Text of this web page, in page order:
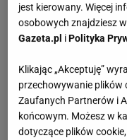
jest kierowany. Więcej
osobowych znajdziesz
Gazeta.pl iPolityka
Klikając „Akceptuję”
przechowywanie plików
Zaufanych Partnerów i
końcowym. Możesz w
dotyczące plików